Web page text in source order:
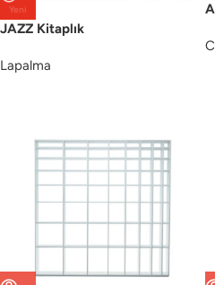
Yeni
JAZZ Kitaplık
Lapalma